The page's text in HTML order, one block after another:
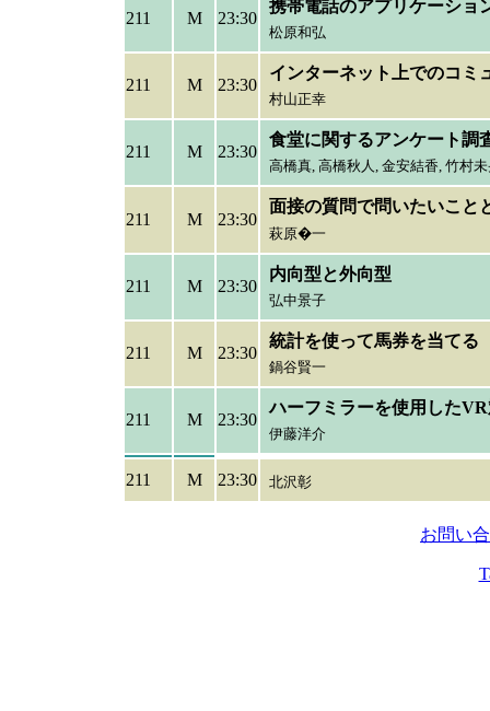
211 M 23:30
携帯電話のアプリケーショ
松原和弘
211 M 23:30
インターネット上でのコミ
村山正幸
211 M 23:30
食堂に関するアンケート調
高橋真, 高橋秋人, 金安結香, 竹村
211 M 23:30
面接の質問で問いたいこと
萩原�一
211 M 23:30
内向型と外向型
弘中景子
211 M 23:30
統計を使って馬券を当てる
鍋谷賢一
211 M 23:30
ハーフミラーを使用した
伊藤洋介
211 M 23:30 北沢彰
お問い